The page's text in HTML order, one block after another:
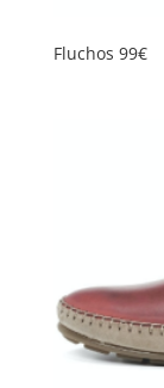
Fluchos 99€